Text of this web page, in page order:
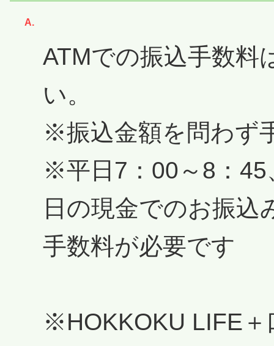
ATMでの振込手数料
い。
※振込金額を問わず
※平日7：00～8：45
日の現金でのお振込
手数料が必要です
※HOKKOKU LIFE＋